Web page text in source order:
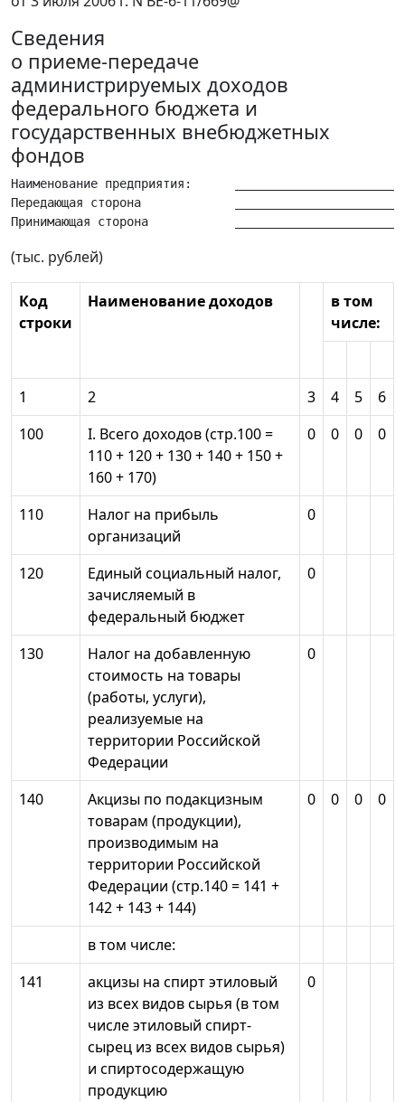
Сведения
о приеме-передаче
администрируемых доходов
федерального бюджета и
государственных внебюджетных
фондов
Наименование предприятия:
Передающая сторона
(тыс. рублей)
Код
строки
Наименование доходов
в том
числе:
1 2 3 4 5
6
100
I. Всего доходов (стр.100 =
110 + 120 + 130 + 140 + 150 +
160 + 170)
0 0 0 0
110
Налог на прибыль
организаций
0
120
Единый социальный налог,
зачисляемый в
федеральный бюджет
0
130
Налог на добавленную
стоимость на товары
(работы, услуги),
реализуемые на
территории Российской
Федерации
0
140
Акцизы по подакцизным
товарам (продукции),
производимым на
территории Российской
Федерации (стр.140 = 141 +
142 + 143 + 144)
0 0 0 0
в том числе:
141
акцизы на спирт этиловый
из всех видов сырья (в том
числе этиловый спирт-
сырец из всех видов сырья)
и спиртосодержащую
продукцию
0